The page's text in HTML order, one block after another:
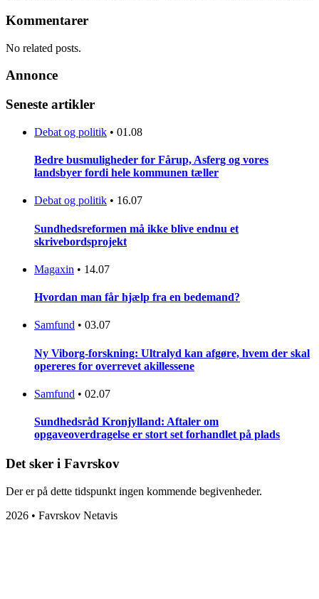
Kommentarer
No related posts.
Annonce
Seneste artikler
Debat og politik • 01.08
Bedre busmuligheder for Fårup, Asferg og vores
landsbyer fordi hele kommunen tæller
Debat og politik • 16.07
Sundhedsreformen må ikke blive endnu et
skrivebordsprojekt
Magaxin • 14.07
Hvordan man får hjælp fra en bedemand?
Samfund • 03.07
Ny Viborg-forskning: Ultralyd kan afgøre, hvem der skal
opereres for overrevet akillessene
Samfund • 02.07
Sundhedsråd Kronjylland: Aftaler om
opgaveoverdragelse er stort set forhandlet på plads
Det sker i Favrskov
Der er på dette tidspunkt ingen kommende begivenheder.
2026 • Favrskov Netavis